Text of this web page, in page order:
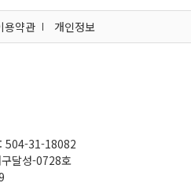
용약관 개인정보
504-31-18082
달성-0728호